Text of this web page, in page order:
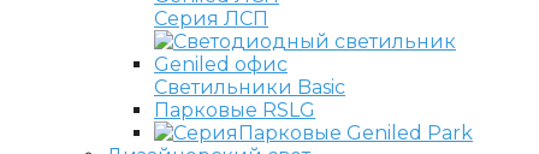
Серия ЛСП
Светильники Basic
Парковые RSLG
Парковые Geniled Park